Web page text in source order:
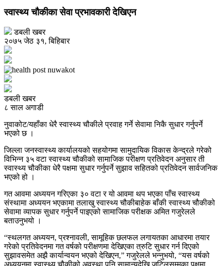
स्वास्थ्य चौकीका सेवा प्रभावकारी देखिएन
डबली खबर
२०७५ जेठ ३१, बिहिबार
डबली खबर
८ साल अगाडी
नुवाकोट/यहाँका धेरै स्वास्थ्य चौकीले प्रवाह गर्ने सेवामा निकै सुधार गर्नुपर्ने
भएको छ ।
जिल्ला जनस्वास्थ्य कार्यालयको सहयोगमा सामुदायिक विकास केन्द्रले गरेको
विभिन्न ३५ वटा स्वास्थ्य चौकीको सामाजिक परीक्षण प्रतिवेदन अनुसार ती
स्वास्थ्य चौकीका धेरै पक्षमा सुधार गर्नुपर्ने सुझाव सहितको प्रतिवेदन सार्वजनिक
भएको हो ।
गत आवमा अध्ययन गरिएका ३० वटा र यो आवमा थप भएका पाँच स्वास्थ्य
संस्थामा अध्ययन भएकामा तलाखु स्वास्थ्य चौकीबाहेक बाँकी स्वास्थ्य चौकीको
सेवामा व्यापक सुधार गर्नुपर्ने पाइएको सामाजिक परीक्षक अमित गजुरेलले
बताउनुभयो ।
“स्थलगत अध्ययन, प्रश्नावली, सामूहिक छलफल लगायतका आधारमा तयार
गरेको प्रतिवेदनमा गत वर्षको परीक्षणमा देखिएका त्रुटि सुधार गर्न दिएको
सुझावसमेत अझै कार्यान्वयन भएको देखिएन,” गजुरेलले भन्नुभयो, “यस वर्षको